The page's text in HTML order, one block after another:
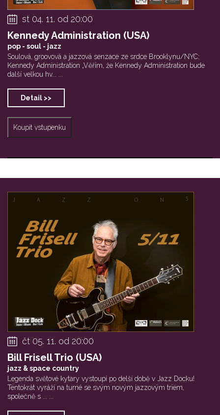
st 04. 11. od 20:00
Kennedy Administration (USA)
pop - soul - jazz
Soulová, groovová a jazzová senzace ze srdce Brooklynu/NYC:
Kennedy Administration „Věřím, že Kennedy Administration bude
další velkou hv... ...
Detail >>
Koupit vstupenku
čt 05. 11. od 20:00
Bill Frisell Trio (USA)
jazz & space country
Legenda světové kytary vystoupí po delší době v Jazz Docku!
Tentokrát vyráží na turné se svým novým jazzovým triem,
společně s ... ...